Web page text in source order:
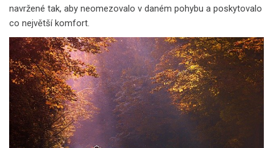
navržené tak, aby neomezovalo v daném pohybu a poskytovalo
co největší komfort.